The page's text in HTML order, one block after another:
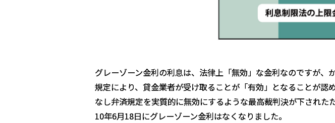
グレーゾーン金利の利息は、法律上「無効」な金利なのですが、
規定により、貸金業者が受け取ることが「有効」となることが認
なし弁済規定を実質的に無効にするような最高裁判決が下された
10年6月18日にグレーゾーン金利はなくなりました。